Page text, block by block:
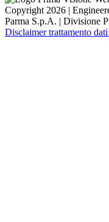
Copyright 2026 |
Parma S.p.A. | Divisione
Disclaimer trattamento